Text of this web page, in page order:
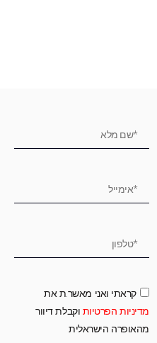
קראתי ואני מאשר.ת את
מדיניות הפרטיות וקבלת דיוור
מהאופרה הישראלית